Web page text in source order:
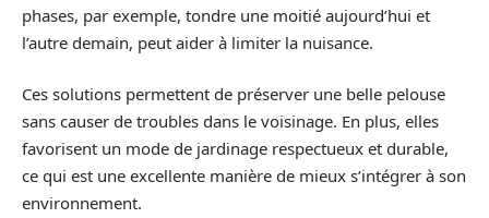
phases, par exemple, tondre une moitié aujourd’hui et
l’autre demain, peut aider à limiter la nuisance.
Ces solutions permettent de préserver une belle pelouse
sans causer de troubles dans le voisinage. En plus, elles
favorisent un mode de jardinage respectueux et durable,
ce qui est une excellente manière de mieux s’intégrer à son
environnement.